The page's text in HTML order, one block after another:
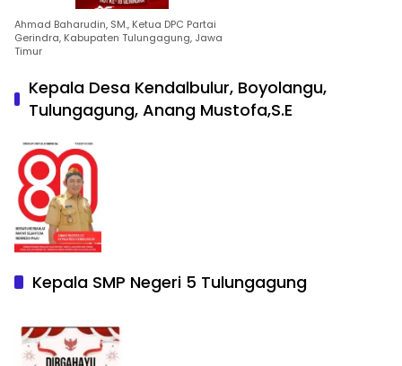
Ahmad Baharudin, SM., Ketua DPC Partai
Gerindra, Kabupaten Tulungagung, Jawa
Timur
Kepala Desa Kendalbulur, Boyolangu,
Tulungagung, Anang Mustofa,S.E
Kepala SMP Negeri 5 Tulungagung